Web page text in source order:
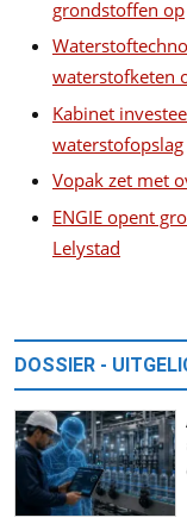
grondstoffen op
waterstofketen
Kabinet
waterstofopslag
Vopak zet met
ENGIE opent
Lelystad
DOSSIER -